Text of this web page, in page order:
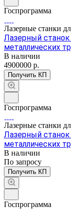
Госпрограмма
Лазерные станки
Лазерный
металлических
В наличии
4900000 р.
Получить КП
Госпрограмма
Лазерные станки
Лазерный
металлических
В наличии
По запросу
Получить КП
Госпрограмма